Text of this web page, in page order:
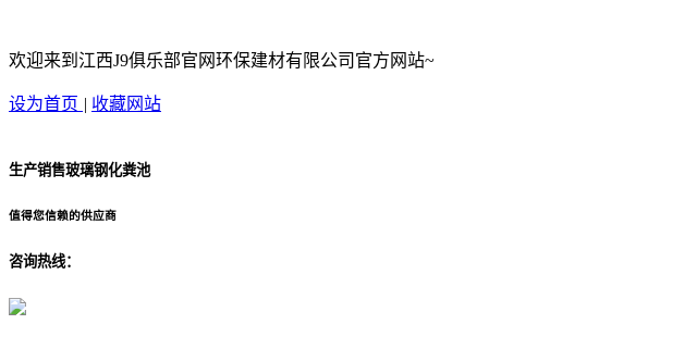
欢迎来到江西J9俱乐部官网环保建材有限公司官方网站~
设为首页 | 收藏网站
生产销售玻璃钢化粪池
值得您信赖的供应商
咨询热线：